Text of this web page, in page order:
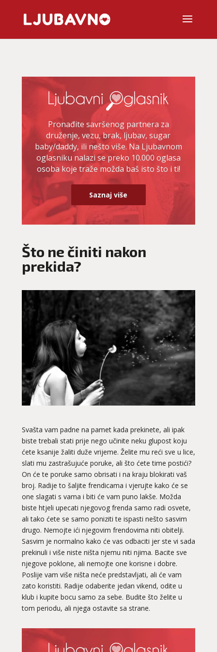
Pronađite savršenog partnera za
druženje, vezu, brak, ljubav, sugar
baby/daddy, ili nešto više. Na Ljubavnom
oglasniku nalazi se preko 10.000 oglasa
osoba koje traže možda baš isto što i ti!
Saznaj više
Što ne činiti nakon
prekida?
Svašta vam padne na pamet kada prekinete, ali ipak
biste trebali stati prije nego učinite neku glupost koju
ćete ksanije žaliti duže vrijeme. Želite mu reći sve u lice,
slati mu zastrašujuće poruke, ali što ćete time postići?
On će te poruke samo obrisati i na kraju blokirati vaš
broj. Radije to šaljite frendicama i vjerujte kako će se
one slagati s vama i biti će vam puno lakše. Možda
biste htjeli upecati njegovog frenda samo radi osvete,
ali tako ćete se samo poniziti te ispasti nešto sasvim
drugo. Nemojte ići njegovim frendovima niti obitelji.
Sasvim je normalno kako će vas odbaciti jer ste vi sada
prekinuli i više niste ništa njemu niti njima. Bacite sve
njegove poklone, ali nemojte one korisne i dobre.
Poslije vam više ništa neće predstavljati, ali će vam
zato koristiti. Radije odaberite jedan vikend, odite u
klub i kupite bocu samo za sebe. Budite što želite u
tom periodu, ali njega ostavite sa strane.
VIKTORIJA / Kod 369
Ljubavni savjetnik je zauzet
TEHNIKE:astrologija